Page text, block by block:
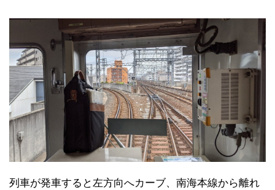
列車が発車すると左方向へカーブ、南海本線から離れ